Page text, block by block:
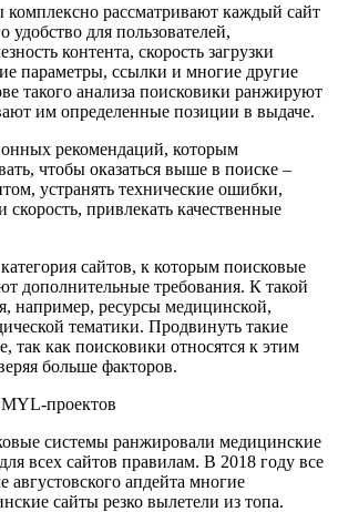
рассматривают каждый сайт
удобство для пользователей,
контента, скорость загрузки
параметры, ссылки и многие другие
такого анализа поисковики ранжируют
им определенные позиции в выдаче.
рекомендаций, которым
чтобы оказаться выше в поиске –
устранять технические ошибки,
скорость, привлекать качественные
сайтов, к которым поисковые
дополнительные требования. К такой
например, ресурсы медицинской,
тематики. Продвинуть такие
так как поисковики относятся к этим
больше факторов.
проектов
системы ранжировали медицинские
всех сайтов правилам. В 2018 году все
апдейта многие
сайты резко вылетели из топа.